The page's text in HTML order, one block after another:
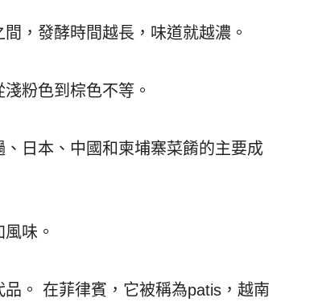
，發酵時間越長，味道就越濃。
粉色到棕色不等。
日本、中國和柬埔寨菜餚的主要成
味。
。 在菲律賓，它被稱為patis，越南